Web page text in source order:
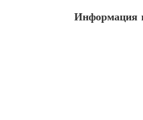
Информация